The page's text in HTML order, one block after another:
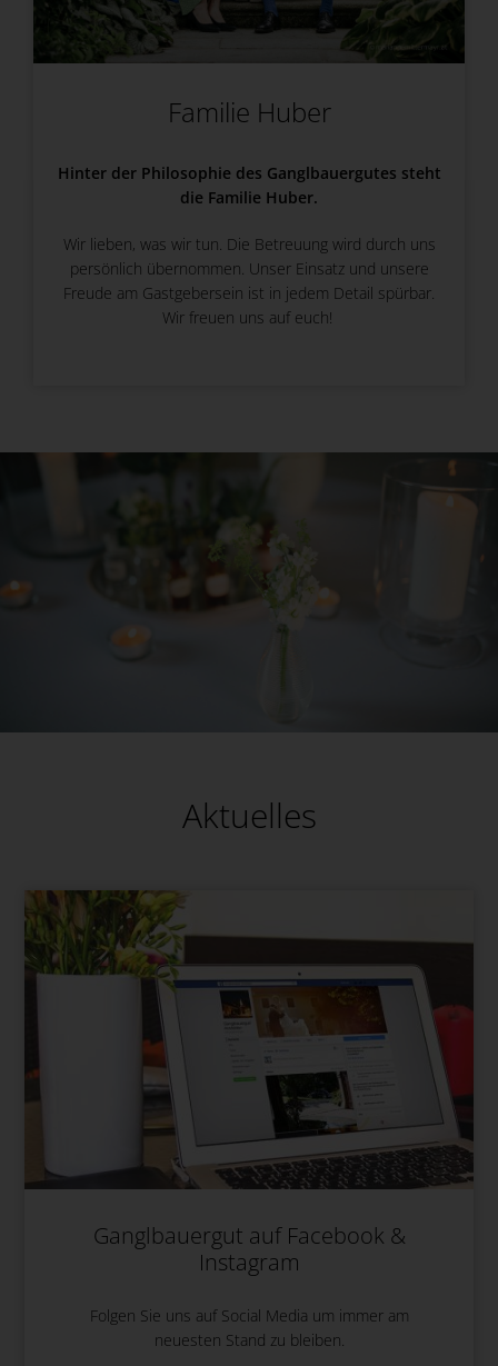
Familie Huber
Hinter der Philosophie des Ganglbauergutes steht
die Familie Huber.
Wir lieben, was wir tun. Die Betreuung wird durch uns
persönlich übernommen. Unser Einsatz und unsere
Freude am Gastgebersein ist in jedem Detail spürbar.
Wir freuen uns auf euch!
Aktuelles
Ganglbauergut auf Facebook &
Instagram
Folgen Sie uns auf Social Media um immer am
neuesten Stand zu bleiben.